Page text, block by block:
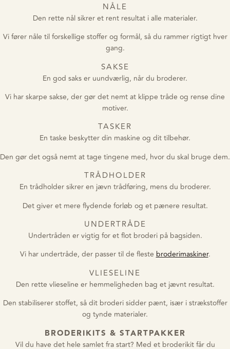
NÅLE
Den rette nål sikrer et rent resultat i alle materialer.
Vi fører nåle til forskellige stoffer og formål, så du rammer rigtigt hver
gang.
SAKSE
En god saks er uundværlig, når du broderer.
Vi har skarpe sakse, der gør det nemt at klippe tråde og rense dine
motiver.
TASKER
En taske beskytter din maskine og dit tilbehør.
Den gør det også nemt at tage tingene med, hvor du skal bruge dem.
TRÅDHOLDER
En trådholder sikrer en jævn trådføring, mens du broderer.
Det giver et mere flydende forløb og et pænere resultat.
UNDERTRÅDE
Undertråden er vigtig for et flot broderi på bagsiden.
Vi har undertråde, der passer til de flestebroderimaskiner.
VLIESELINE
Den rette vlieseline er hemmeligheden bag et jævnt resultat.
Den stabiliserer stoffet, så dit broderi sidder pænt, især i strækstoffer
og tynde materialer.
BRODERIKITS & STARTPAKKER
Vil du have det hele samlet fra start? Med et broderikit får du